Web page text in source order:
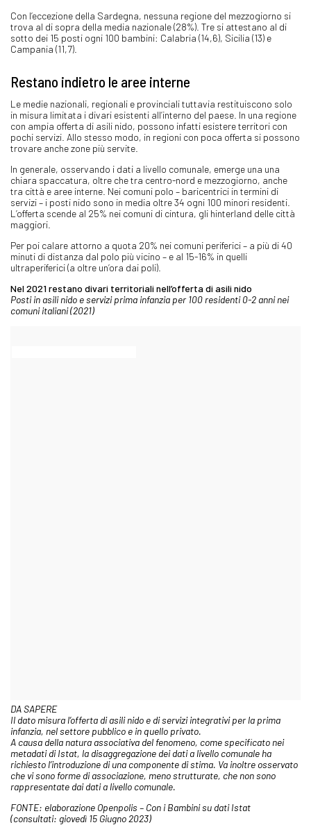
Con l’eccezione della Sardegna, nessuna regione del mezzogiorno si
trova al di sopra della media nazionale (28%). Tre si attestano al di
sotto dei 15 posti ogni 100 bambini: Calabria (14,6), Sicilia (13) e
Campania (11,7).
Restano indietro le aree interne
Le medie nazionali, regionali e provinciali tuttavia restituiscono solo
in misura limitata i divari esistenti all’interno del paese. In una regione
con ampia offerta di asili nido, possono infatti esistere territori con
pochi servizi. Allo stesso modo, in regioni con poca offerta si possono
trovare anche zone più servite.
In generale, osservando i dati a livello comunale, emerge una una
chiara spaccatura, oltre che tra centro-nord e mezzogiorno, anche
tra città e aree interne. Nei comuni polo – baricentrici in termini di
servizi – i posti nido sono in media oltre 34 ogni 100 minori residenti.
L’offerta scende al 25% nei comuni di cintura, gli hinterland delle città
maggiori.
Per poi calare attorno a quota 20% nei comuni periferici – a più di 40
minuti di distanza dal polo più vicino – e al 15-16% in quelli
ultraperiferici (a oltre un’ora dai poli).
Nel 2021 restano divari territoriali nell’offerta di asili nido
Posti in asili nido e servizi prima infanzia per 100 residenti 0-2 anni nei
comuni italiani (2021)
DA SAPERE
Il dato misura l’offerta di asili nido e di servizi integrativi per la prima
infanzia, nel settore pubblico e in quello privato.
A causa della natura associativa del fenomeno, come specificato nei
metadati di Istat, la disaggregazione dei dati a livello comunale ha
richiesto l’introduzione di una componente di stima. Va inoltre osservato
che vi sono forme di associazione, meno strutturate, che non sono
rappresentate dai dati a livello comunale.
FONTE: elaborazione Openpolis – Con i Bambini su dati Istat
(consultati: giovedì 15 Giugno 2023)